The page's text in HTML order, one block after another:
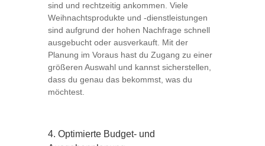
sind und rechtzeitig ankommen. Viele
Weihnachtsprodukte und -dienstleistungen
sind aufgrund der hohen Nachfrage schnell
ausgebucht oder ausverkauft. Mit der
Planung im Voraus hast du Zugang zu einer
größeren Auswahl und kannst sicherstellen,
dass du genau das bekommst, was du
möchtest.
4. Optimierte Budget- und